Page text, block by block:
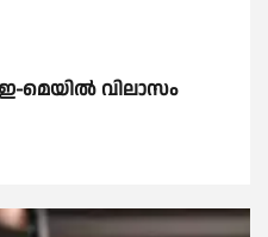
മെയിൽ വിലാസം